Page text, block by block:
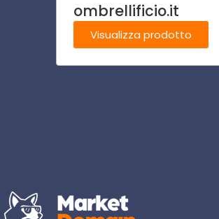
ombrellificio.it
Visualizza prodotto